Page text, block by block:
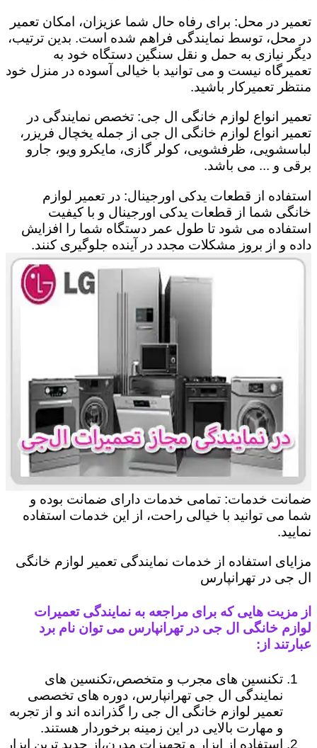
تعمیر در محل: برای رفاه حال شما عزیزان، امکان تعمیر
در محل، توسط نمایندگی فراهم شده است. بدین ترتیب،
دیگر نیازی به حمل و نقل سنگین دستگاه خود به
تعمیرگاه نیست و می توانید با خیالی آسوده در منزل خود
منتظر تعمیرکار باشید.
تعمیر انواع لوازم خانگی ال جی: تخصص نمایندگی در
تعمیر انواع لوازم خانگی ال جی از جمله یخچال فریزر،
لباسشویی، ظرفشویی، کولر گازی، مایکرو ویو، جارو
برقی و ... می باشد.
استفاده از قطعات یدکی اورجینال: در تعمیر لوازم
خانگی شما از قطعات یدکی اورجینال و با کیفیت
استفاده می شود تا طول عمر دستگاه شما را افزایش
داده و از بروز مشکلات مجدد در آینده جلوگیری کنند.
ضمانت خدمات: تمامی خدمات دارای ضمانت بوده و
شما می توانید با خیالی راحت، از این خدمات استفاده
نمایید.
مزایای استفاده از خدمات نمایندگی تعمیر لوازم خانگی
ال جی در تهرانپارس
از مزیت هایی که برای مراجعه به نمایندگی تعمیرات
لوازم خانگی ال جی در تهرانپارس می توان نام برد
عبارتند از:
تکنسین های مجرب و متخصص،تکنسین های
نمایندگی ال جی تهرانپارس، دوره های تخصصی
تعمیر لوازم خانگی ال جی را گذرانده اند و از تجربه
و مهارت بالایی در این زمینه برخوردار هستند.
استفاده از ابزار و تجهیزات مدرن،از جدید ترین ابزار